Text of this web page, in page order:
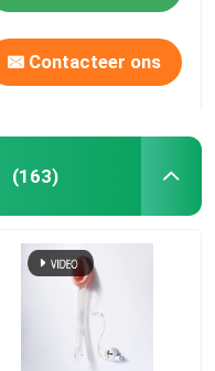
Contacteer ons
(163)